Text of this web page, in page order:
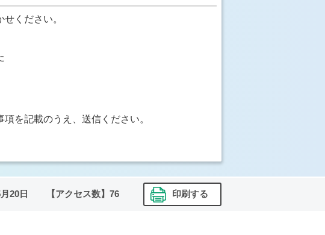
ください。
を記載のうえ、送信ください。
20日 【アクセス数】 76 印刷する